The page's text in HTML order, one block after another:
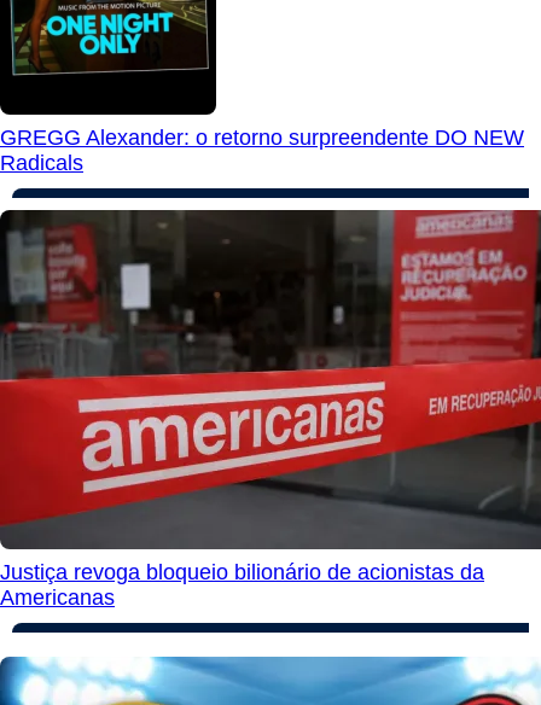
GREGG Alexander: o retorno surpreendente DO NEW
Radicals
Justiça revoga bloqueio bilionário de acionistas da
Americanas